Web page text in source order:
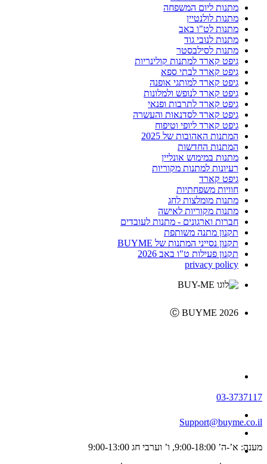
מתנות ליום המשפחה
מתנות לולנטיין
מתנות לט"ו באב
מתנות לנובי גוד
מתנות לסילבסטר
גיפט קארד למתנות קולינריות
גיפט קארד לבתי ספא
גיפט קארד למותגי אופנה
גיפט קארד לנופש ולמלונות
גיפט קארד לתרבות ופנאי
גיפט קארד לסדנאות והעשרה
גיפט קארד ליופי וטיפוח
המתנות האהובות של 2025
המתנות החדשות
מתנות במימוש אונליין
רעיונות למתנות מקוריות
גיפט קארד
חוויות משפחתיות
מתנות מומלצות לחג
מתנות מקוריות לאישה
חברות וארגונים - מתנות לעובדים
תקנון מתנה משותפת
תקנון נסייני המתנות של BUYME
תקנון פעילות ט"ו באב 2026
privacy policy
Ⓒ BUYME 2026
03-3737117
Support@buyme.co.il
מענה: א’-ה’ 9:00-18:00, ו’ וערבי חג 9:00-13:00